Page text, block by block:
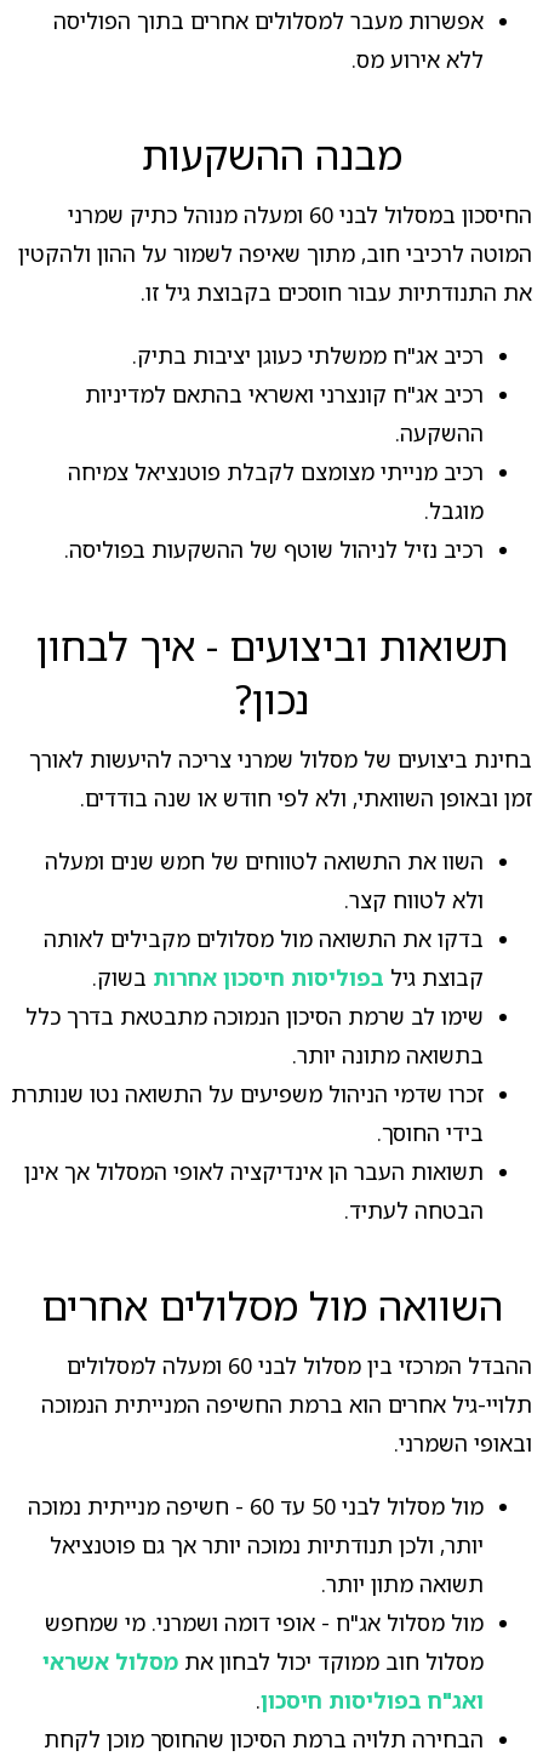
אפשרות מעבר למסלולים אחרים בתוך הפוליסה
ללא אירוע מס.
מבנה ההשקעות
החיסכון במסלול לבני 60 ומעלה מנוהל כתיק שמרני
המוטה לרכיבי חוב, מתוך שאיפה לשמור על ההון ולהקטין
את התנודתיות עבור חוסכים בקבוצת גיל זו.
רכיב אג"ח ממשלתי כעוגן יציבות בתיק.
רכיב אג"ח קונצרני ואשראי בהתאם למדיניות
ההשקעה.
רכיב מנייתי מצומצם לקבלת פוטנציאל צמיחה
מוגבל.
רכיב נזיל לניהול שוטף של ההשקעות בפוליסה.
תשואות וביצועים - איך לבחון
נכון?
בחינת ביצועים של מסלול שמרני צריכה להיעשות לאורך
זמן ובאופן השוואתי, ולא לפי חודש או שנה בודדים.
השוו את התשואה לטווחים של חמש שנים ומעלה
ולא לטווח קצר.
בדקו את התשואה מול מסלולים מקבילים לאותה
קבוצת גיל בפוליסות חיסכון אחרות בשוק.
שימו לב שרמת הסיכון הנמוכה מתבטאת בדרך כלל
בתשואה מתונה יותר.
זכרו שדמי הניהול משפיעים על התשואה נטו שנותרת
בידי החוסך.
תשואות העבר הן אינדיקציה לאופי המסלול אך אינן
הבטחה לעתיד.
השוואה מול מסלולים אחרים
ההבדל המרכזי בין מסלול לבני 60 ומעלה למסלולים
תלויי-גיל אחרים הוא ברמת החשיפה המנייתית הנמוכה
ובאופי השמרני.
מול מסלול לבני 50 עד 60 - חשיפה מנייתית נמוכה
יותר, ולכן תנודתיות נמוכה יותר אך גם פוטנציאל
תשואה מתון יותר.
מול מסלול אג"ח - אופי דומה ושמרני. מי שמחפש
מסלול חוב ממוקד יכול לבחון את מסלול אשראי
ואג"ח בפוליסות חיסכון.
הבחירה תלויה ברמת הסיכון שהחוסך מוכן לקחת